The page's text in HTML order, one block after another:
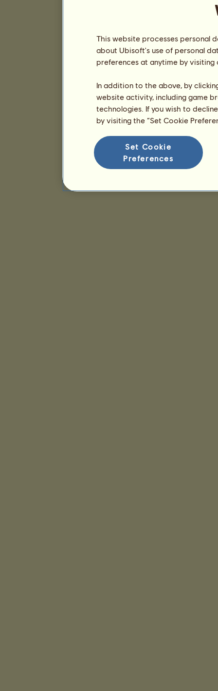
This website processes personal
about Ubisoft's use of personal
preferences at anytime by
In addition to the above, by
website activity, including game
technologies. If you wish to
by visiting the “Set Cookie
Set Cookie
Preferences